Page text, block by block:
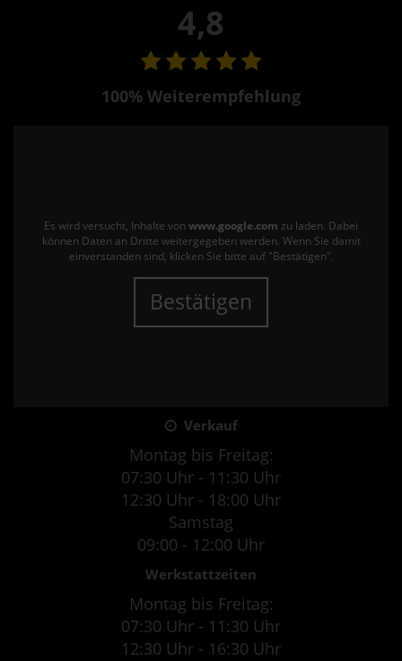
4,8
100% Weiterempfehlung
Es wird versucht, Inhalte von www.google.com zu laden. Dabei
können Daten an Dritte weitergegeben werden. Wenn Sie damit
einverstanden sind, klicken Sie bitte auf "Bestätigen".
Bestätigen
Verkauf
Montag bis Freitag:
07:30 Uhr - 11:30 Uhr
12:30 Uhr - 18:00 Uhr
Samstag
09:00 - 12:00 Uhr
Werkstattzeiten
Montag bis Freitag:
07:30 Uhr - 11:30 Uhr
12:30 Uhr - 16:30 Uhr